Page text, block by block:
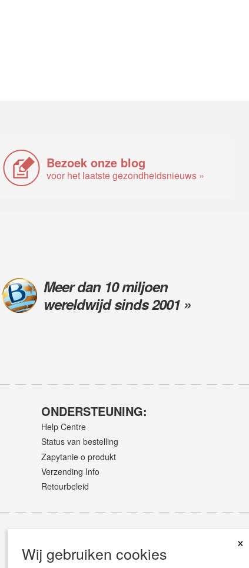
Wij gebruiken cookies
×
Bezoek onze blog
voor het laatste gezondheidsnieuws »
Meer dan 10 miljoen
wereldwijd sinds 2001 »
ONDERSTEUNING:
Help Centre
Status van bestelling
Zapytanie o produkt
Verzending Info
Retourbeleid